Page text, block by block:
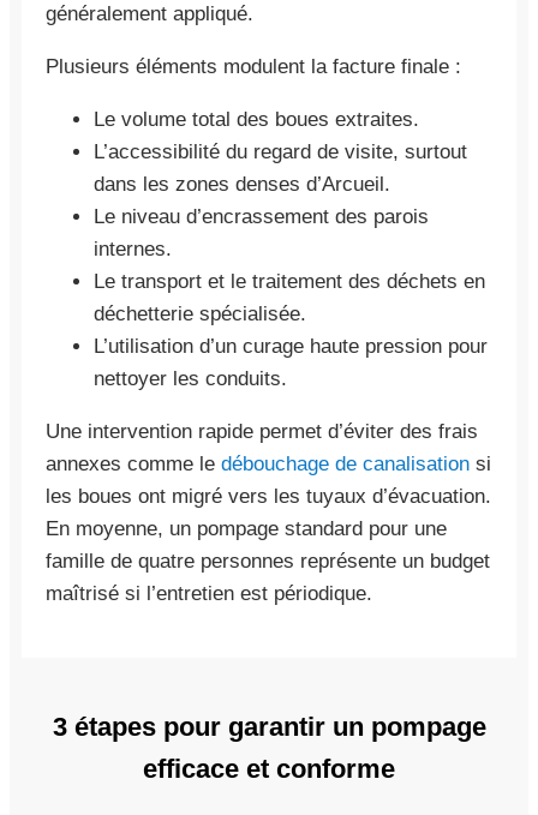
généralement appliqué.
Plusieurs éléments modulent la facture finale :
Le volume total des boues extraites.
L’accessibilité du regard de visite, surtout
dans les zones denses d’Arcueil.
Le niveau d’encrassement des parois
internes.
Le transport et le traitement des déchets en
déchetterie spécialisée.
L’utilisation d’un curage haute pression pour
nettoyer les conduits.
Une intervention rapide permet d’éviter des frais
annexes comme le débouchage de canalisation si
les boues ont migré vers les tuyaux d’évacuation.
En moyenne, un pompage standard pour une
famille de quatre personnes représente un budget
maîtrisé si l’entretien est périodique.
3 étapes pour garantir un pompage
efficace et conforme